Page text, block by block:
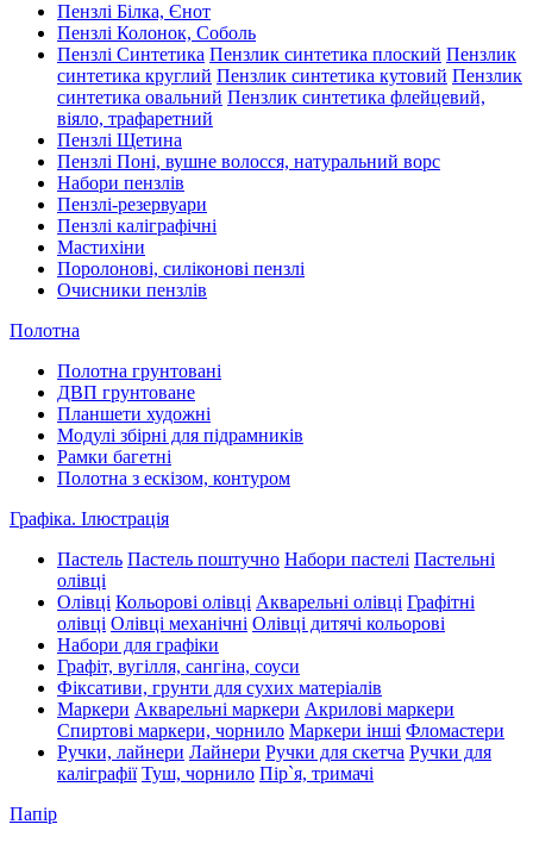
Пензлі Білка, Єнот
Пензлі Колонок, Соболь
Пензлі Синтетика Пензлик синтетика плоский Пензлик
синтетика круглий Пензлик синтетика кутовий Пензлик
синтетика овальний Пензлик синтетика флейцевий,
віяло, трафаретний
Пензлі Щетина
Пензлі Поні, вушне волосся, натуральний ворс
Набори пензлів
Пензлі-резервуари
Пензлі каліграфічні
Мастихіни
Поролонові, силіконові пензлі
Очисники пензлів
Полотна
Полотна грунтовані
ДВП грунтоване
Планшети художні
Модулі збірні для підрамників
Рамки багетні
Полотна з ескізом, контуром
Графіка. Ілюстрація
Пастель Пастель поштучно Набори пастелі Пастельні
олівці
Олівці Кольорові олівці Акварельні олівці Графітні
олівці Олівці механічні Олівці дитячі кольорові
Набори для графіки
Графіт, вугілля, сангіна, соуси
Фіксативи, грунти для сухих матеріалів
Маркери Акварельні маркери Акрилові маркери
Спиртові маркери, чорнило Маркери інші Фломастери
Ручки, лайнери Лайнери Ручки для скетча Ручки для
каліграфії Туш, чорнило Пір`я, тримачі
Папір